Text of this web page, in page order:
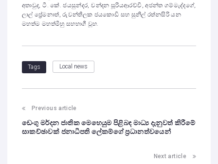
අතාවුද, ‍ටී. කේ. ජයසුන්දර, චන්දන සූරියආරච්චි, අජන්ත ගම්මැද්දගේ,
ලාල් ප්‍රේමනාත්, රුවන්තිලක ජයකොඩි සහ සුනිල් රත්නසිරි යන
මහත්ම මහත්මීහු සහභාගී වූහ.
Tags Local news
Previous article
ඩෙංගු මර්දන ජාතික මෙහෙයුම පිළිබඳ මාධ්‍ය දැනුවත් කිරීමේ
සාකච්ඡාවක් ජනාධිපති ලේකම්ගේ ප්‍රධානත්වයෙන්
Next article